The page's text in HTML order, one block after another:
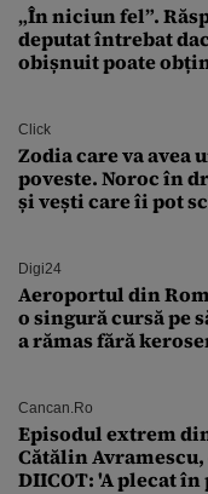
„În niciun fel”.
deputat întrebat
obișnuit poate
Click
Zodia care va avea
poveste. Noroc în
și vești care îi pot
Digi24
Aeroportul din
o singură cursă pe
a rămas fără
Cancan.ro
Episodul extrem
Cătălin
DIICOT: 'A plecat în